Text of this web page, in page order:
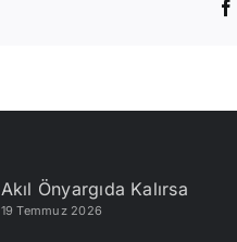
Akıl Önyargıda Kalırsa
19 Temmuz 2026